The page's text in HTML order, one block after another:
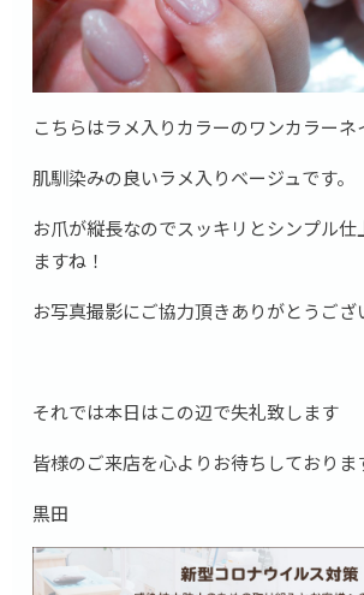
こちらはラメ入りカラーのワンカラー
肌馴染みの良いラメ入りベージュです。
お爪が縦長なのでスッキリとシンプル
ますね！
お写真撮影にご協力頂きありがとうござ
それでは本日はこの辺で失礼致します
皆様のご来店を心よりお待ちしておりま
黒田